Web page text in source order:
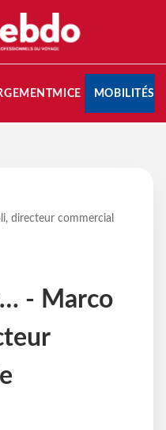
MICE MOBILITÉS
directeur commercial
- Marco